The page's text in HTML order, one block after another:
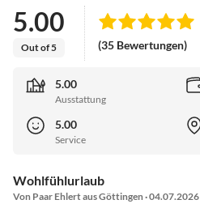
5.00
Out of 5 (35 Bewertungen)
5.00
Ausstattung
5.00
Service
Wohlfühlurlaub
Von Paar Ehlert aus Göttingen · 04.07.2026